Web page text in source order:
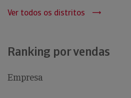
Ver todos os distritos
Ranking por vendas
Empresa